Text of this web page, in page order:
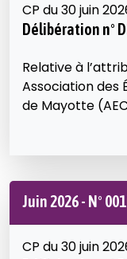
CP du 30 juin
Délibération n°
Relative à
Association des
de Mayotte
Juin 2026 - N°
CP du 30 juin